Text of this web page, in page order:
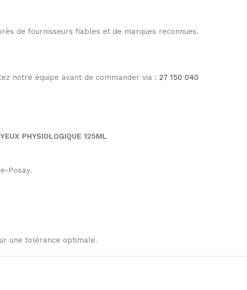
de fournisseurs fiables et de marques reconnues.
notre équipe avant de commander via : 27 150 040
PHYSIOLOGIQUE 125ML
Posay.
une tolérance optimale.